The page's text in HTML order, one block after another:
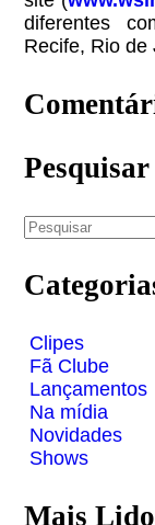
diferentes
Recife, Rio de
Pesquisar
Clipes
Fã Clube
Lançamentos
Na mídia
Novidades
Shows
Mais